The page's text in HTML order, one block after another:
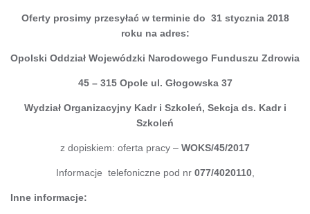
Oferty prosimy przesyłać w terminie do 31 stycznia 2018
roku na adres:
Opolski Oddział Wojewódzki Narodowego Funduszu Zdrowia
45 – 315 Opole ul. Głogowska 37
Wydział Organizacyjny Kadr i Szkoleń, Sekcja ds. Kadr i
Szkoleń
z dopiskiem: oferta pracy – WOKS/45/2017
Informacje telefoniczne pod nr 077/4020110,
Inne informacje: